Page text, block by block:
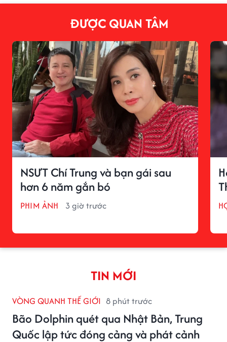
ĐƯỢC QUAN TÂM
NSƯT Chí Trung và bạn gái sau
hơn 6 năm gắn bó
PHIM ẢNH 3 giờ trước
TIN MỚI
VÒNG QUANH THẾ GIỚI 8 phút trước
Bão Dolphin quét qua Nhật Bản, Trung
Quốc lập tức đóng cảng và phát cảnh